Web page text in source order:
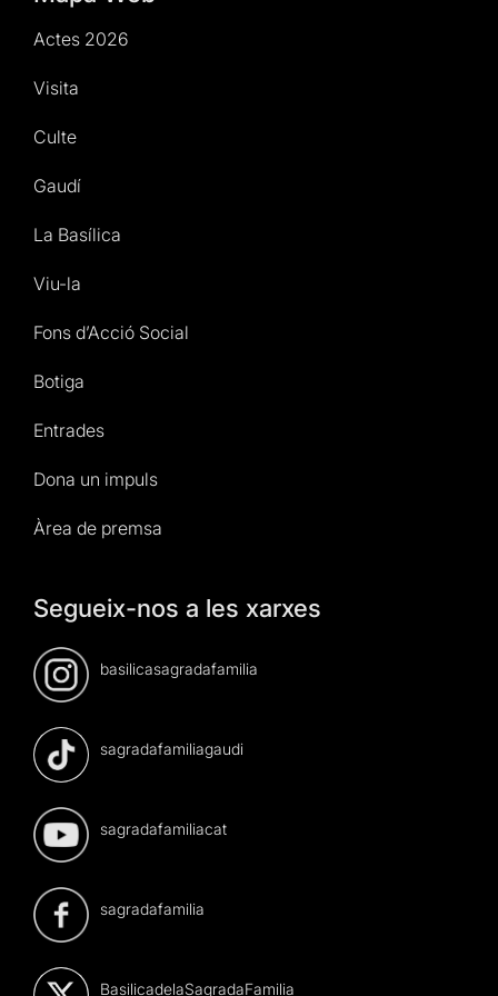
Actes 2026
Visita
Culte
Gaudí
La Basílica
Viu-la
Fons d’Acció Social
Botiga
Entrades
Dona un impuls
Àrea de premsa
Segueix-nos a les xarxes
basilicasagradafamilia
sagradafamiliagaudi
sagradafamiliacat
sagradafamilia
BasilicadelaSagradaFamilia